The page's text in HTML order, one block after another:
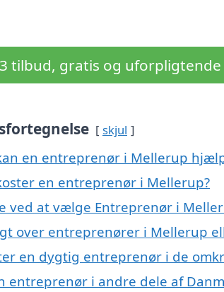
tilbud, gratis og uforpligtende
skjul
en entreprenør i Mellerup
en entreprenør i Mellerup?
ved at vælge Entreprenør i
over entreprenører i Mellerup
en dygtig entreprenør i de
entreprenør i andre dele af